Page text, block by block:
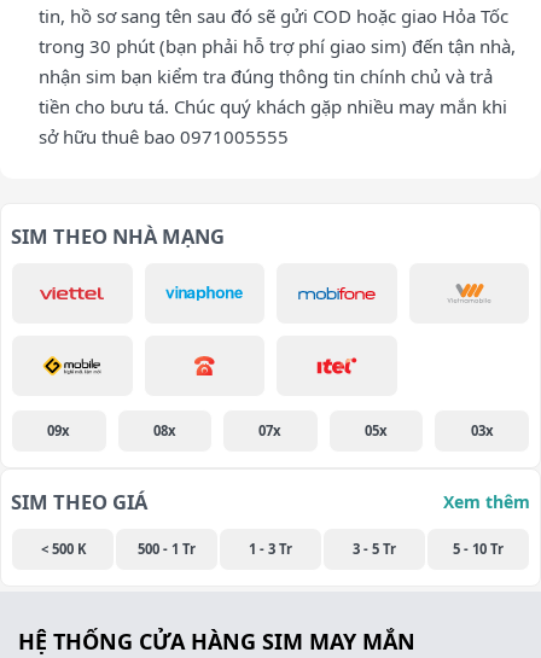
tin, hồ sơ sang tên sau đó sẽ gửi COD hoặc giao Hỏa Tốc
trong 30 phút (bạn phải hỗ trợ phí giao sim) đến tận nhà,
nhận sim bạn kiểm tra đúng thông tin chính chủ và trả
tiền cho bưu tá. Chúc quý khách gặp nhiều may mắn khi
sở hữu thuê bao 0971005555
SIM THEO NHÀ MẠNG
09x 08x 07x 05x 03x
SIM THEO GIÁ Xem thêm
< 500 K 500 - 1 Tr 1 - 3 Tr 3 - 5 Tr 5 - 10 Tr
HỆ THỐNG CỬA HÀNG SIM MAY MẮN